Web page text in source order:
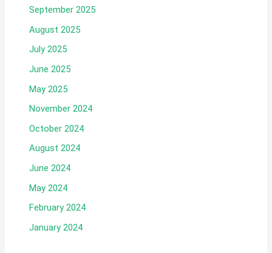
September 2025
August 2025
July 2025
June 2025
May 2025
November 2024
October 2024
August 2024
June 2024
May 2024
February 2024
January 2024